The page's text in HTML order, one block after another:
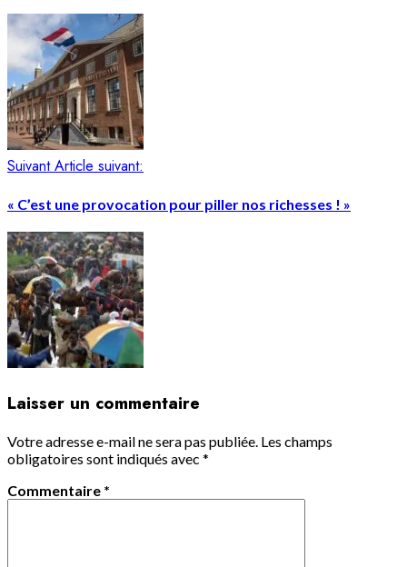
Suivant Article suivant:
« C’est une provocation pour piller nos richesses ! »
Laisser un commentaire
Votre adresse e-mail ne sera pas publiée. Les champs
obligatoires sont indiqués avec *
Commentaire *